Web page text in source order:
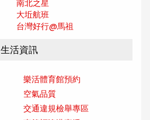
南北之星
大坵航班
台灣好行@馬祖
生活資訊
樂活體育館預約
空氣品質
交通違規檢舉專區